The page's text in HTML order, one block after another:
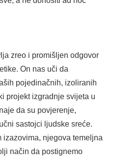
zreo i promišljen odgovor
On nas uči da
pojedinačnih, izoliranih
projekt izgradnje svijeta u
da su povjerenje,
sastojci ljudske sreće.
izazovima, njegova temeljna
način da postignemo